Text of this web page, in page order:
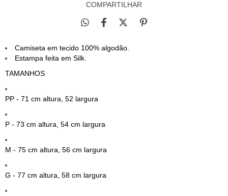
COMPARTILHAR
Camiseta em tecido 100% algodão.
Estampa feita em Silk.
TAMANHOS
PP - 71 cm altura, 52 largura
P - 73 cm altura, 54 cm largura
M - 75 cm altura, 56 cm largura
G - 77 cm altura, 58 cm largura